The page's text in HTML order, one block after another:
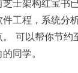
士架构红宝书
工程，系统分
可以帮你节约
同学。